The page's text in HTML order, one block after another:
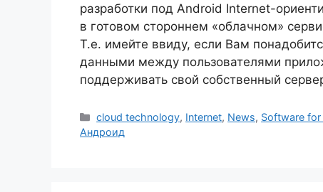
разработки под Android Internet-
в готовом стороннем «облачном»
Т.е. имейте ввиду, если Вам
данными между пользователями
поддерживать свой собственный
Рубрики
cloud technology, Internet, News, Software
Андроид